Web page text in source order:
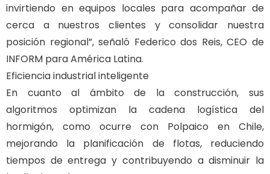
invirtiendo en equipos locales para acompañar de
cerca a nuestros clientes y consolidar nuestra
posición regional”, señaló Federico dos Reis, CEO de
INFORM para América Latina.
Eficiencia industrial inteligente
En cuanto al ámbito de la construcción, sus
algoritmos optimizan la cadena logística del
hormigón, como ocurre con Polpaico en Chile,
mejorando la planificación de flotas, reduciendo
tiempos de entrega y contribuyendo a disminuir la